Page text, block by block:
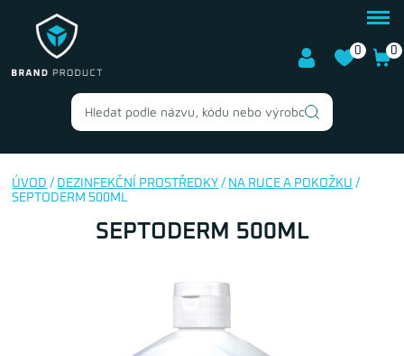
0 0
ÚVOD / DEZINFEKČNÍ PROSTŘEDKY / NA RUCE A POKOŽKU /
SEPTODERM 500ML
SEPTODERM 500ML